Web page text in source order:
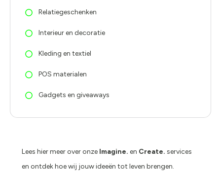
Relatiegeschenken
Interieur en decoratie
Kleding en textiel
POS materialen
Gadgets en giveaways
Lees hier meer over onze Imagine. en Create. services
en ontdek hoe wij jouw ideeën tot leven brengen.